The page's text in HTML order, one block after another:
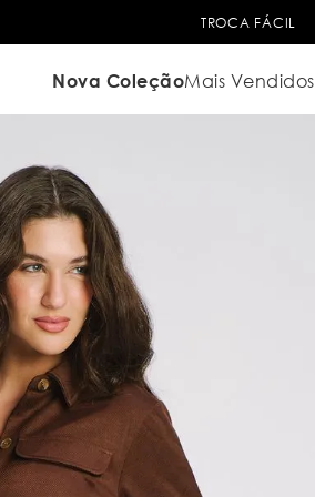
TROCA FÁCIL
Nova ColeçãoMais Vendidos